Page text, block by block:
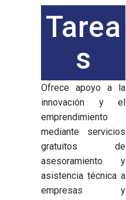
Tarea
s
Ofrece apoyo a la
innovación y el
emprendimiento
mediante servicios
gratuitos de
asesoramiento y
asistencia técnica a
empresas y